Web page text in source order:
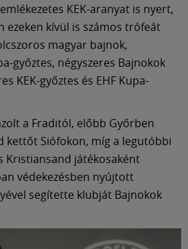
KEK-aranyat is nyert,
ezeken kívül is számos trófeát
magyar bajnok,
győztes, négyszeres Bajnokok
KEK-győztes és EHF Kupa-
a Fraditól, előbb Győrben
kettőt Siófokon, míg a legutóbbi
Kristiansand játékosaként
védekezésben nyújtott
segítette klubját Bajnokok